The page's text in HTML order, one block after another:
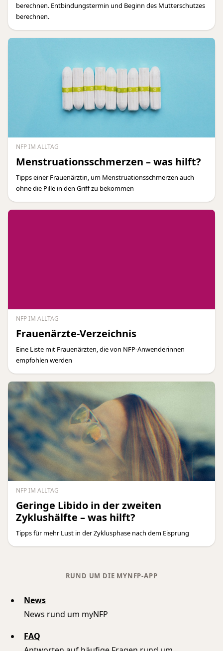
berechnen. Entbindungstermin und Beginn des Mutterschutzes
berechnen.
NFP IM ALLTAG
Menstruationsschmerzen – was hilft?
Tipps einer Frauenärztin, um Menstruationsschmerzen auch
ohne die Pille in den Griff zu bekommen
NFP IM ALLTAG
Frauenärzte-Verzeichnis
Eine Liste mit Frauenärzten, die von NFP-Anwenderinnen
empfohlen werden
NFP IM ALLTAG
Geringe Libido in der zweiten
Zyklushälfte – was hilft?
Tipps für mehr Lust in der Zyklusphase nach dem Eisprung
RUND UM DIE MYNFP-APP
News
News rund um myNFP
FAQ